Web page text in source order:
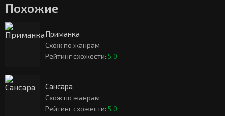
Похожие
Приманка
Схож по жанрам
Рейтинг схожести: 5.0
Сансара
Схож по жанрам
Рейтинг схожести: 5.0